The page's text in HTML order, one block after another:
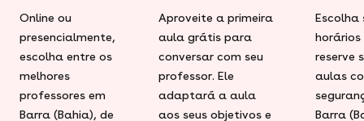
Online ou
presencialmente,
escolha entre os
melhores
professores em
Barra (Bahia), de
Aproveite a primeira
aula grátis para
conversar com seu
professor. Ele
adaptará a aula
aos seus objetivos e
Escolha
horários
reserve
aulas
Barra